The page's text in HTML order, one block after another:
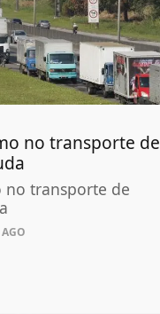
no transporte de
transporte de